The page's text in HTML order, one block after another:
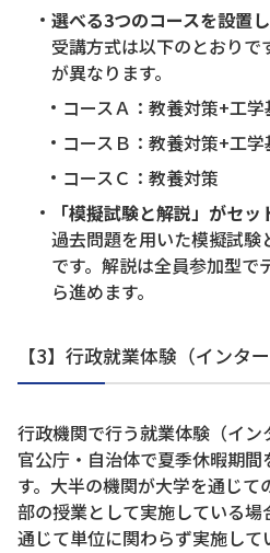
選べる3つのコースを設置し
受講方式は以下のとおりで
が異なります。
コースＡ：教養対策+工
コースＢ：教養対策+工
コースＣ：教養対策
「模擬試験と解説」がセッ
過去問題を用いた模擬試
です。解説は全員参加型で
ら進めます。
【3】行政就業体験（インタ
行政機関で行う就業体験（イン
官公庁・自治体で夏季休暇期
す。大半の機関が大学を通じて
部の授業として実施している
通じて単位に関わらず実施して